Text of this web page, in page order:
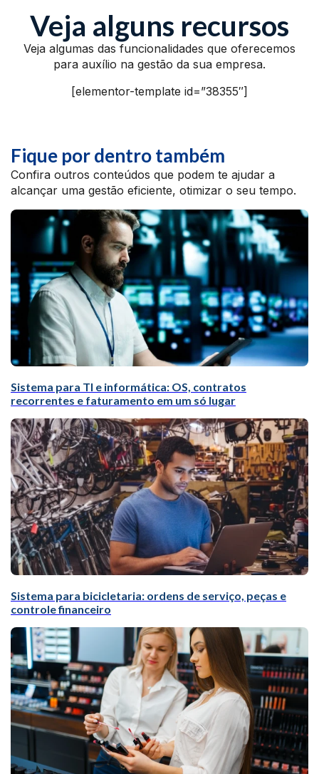
Veja alguns recursos
Veja algumas das funcionalidades que oferecemos
para auxílio na gestão da sua empresa.
[elementor-template id=”38355″]
Fique por dentro também
Confira outros conteúdos que podem te ajudar a
alcançar uma gestão eficiente, otimizar o seu tempo.
Sistema para TI e informática: OS, contratos
recorrentes e faturamento em um só lugar
Sistema para bicicletaria: ordens de serviço, peças e
controle financeiro